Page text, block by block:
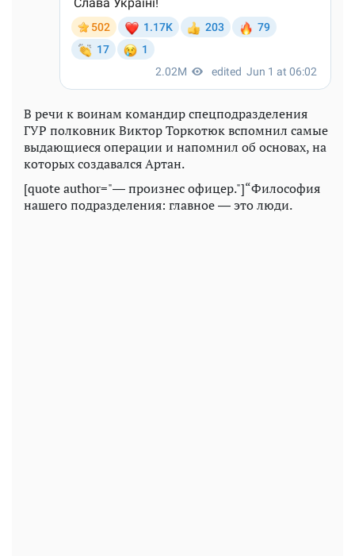
В речи к воинам командир спецподразделения
ГУР полковник Виктор Торкотюк вспомнил самые
выдающиеся операции и напомнил об основах, на
которых создавался Артан.
[quote author="― произнес офицер."]“Философия
нашего подразделения: главное ― это люди.